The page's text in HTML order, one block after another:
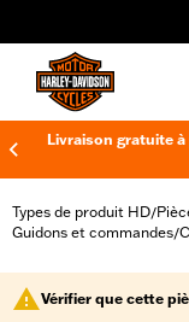
Livraison gratuite
Types de produit HD/
Guidons et commandes/
Vérifier que cette